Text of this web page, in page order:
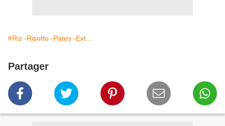
#Riz -Risotto -Pates -Ext...
Partager